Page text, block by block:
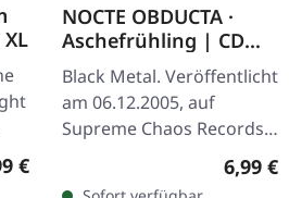
Preis:
€
NOCTE OBDUCTA ·
Aschefrühling | CD
SINGLE
Black Metal. Veröffentlicht
am 06.12.2005, auf
Supreme Chaos Records.
CD-Single, limitiert auf6,99 €